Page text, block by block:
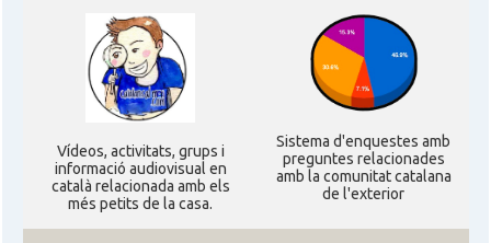
Ví­deos, activitats, grups i
informació audiovisual en
català relacionada amb els
més petits de la casa.
Sistema d'enquestes amb
preguntes relacionades
amb la comunitat catalana
de l'exterior